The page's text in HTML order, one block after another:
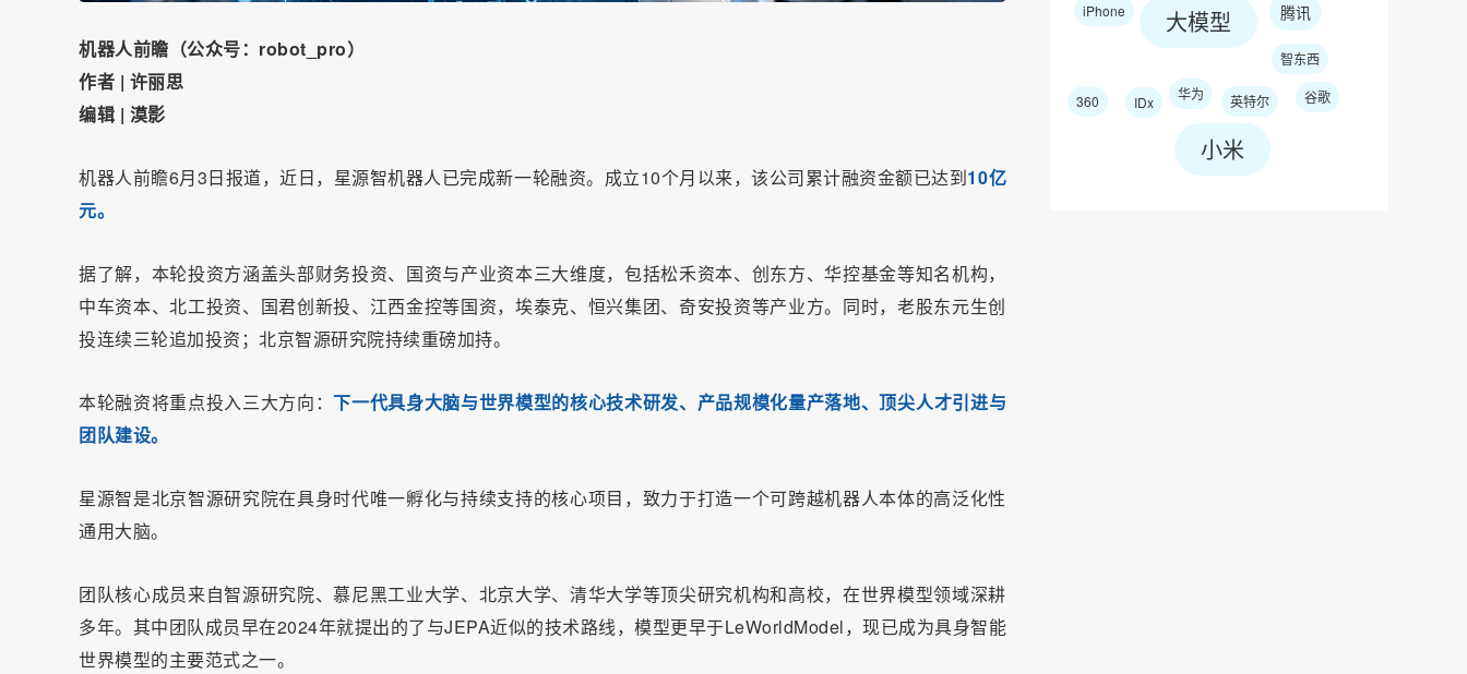
iPhone 大模型 腾讯
智东西
360 IDx 华为 英特尔 谷歌
小米
机器人前瞻（公众号：robot_pro）
作者 | 许丽思
编辑 | 漠影
机器人前瞻6月3日报道，近日，星源智机器人已完成新一轮融资。成立10个月以来，该公司累计融资金额已达到10亿
元。
据了解，本轮投资方涵盖头部财务投资、国资与产业资本三大维度，包括松禾资本、创东方、华控基金等知名机构，
中车资本、北工投资、国君创新投、江西金控等国资，埃泰克、恒兴集团、奇安投资等产业方。同时，老股东元生创
投连续三轮追加投资；北京智源研究院持续重磅加持。
本轮融资将重点投入三大方向：下一代具身大脑与世界模型的核心技术研发、产品规模化量产落地、顶尖人才引进与
团队建设。
星源智是北京智源研究院在具身时代唯一孵化与持续支持的核心项目，致力于打造一个可跨越机器人本体的高泛化性
通用大脑。
团队核心成员来自智源研究院、慕尼黑工业大学、北京大学、清华大学等顶尖研究机构和高校，在世界模型领域深耕
多年。其中团队成员早在2024年就提出的了与JEPA近似的技术路线，模型更早于LeWorldModel，现已成为具身智能
世界模型的主要范式之一。